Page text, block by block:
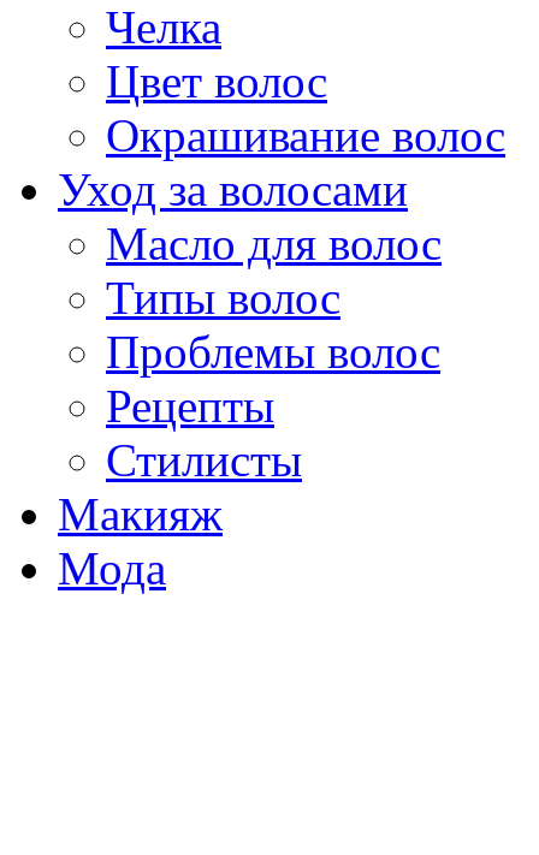
Челка
Цвет волос
Окрашивание волос
Уход за волосами
Масло для волос
Типы волос
Проблемы волос
Рецепты
Стилисты
Макияж
Мода